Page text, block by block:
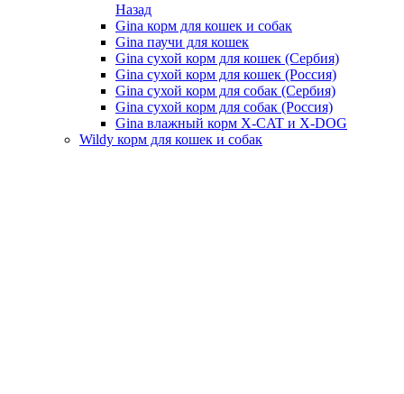
Назад
Gina корм для кошек и собак
Gina паучи для кошек
Gina сухой корм для кошек (Сербия)
Gina сухой корм для кошек (Россия)
Gina сухой корм для собак (Сербия)
Gina сухой корм для собак (Россия)
Gina влажный корм X-CAT и X-DOG
Wildy корм для кошек и собак